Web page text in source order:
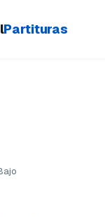
Partituras